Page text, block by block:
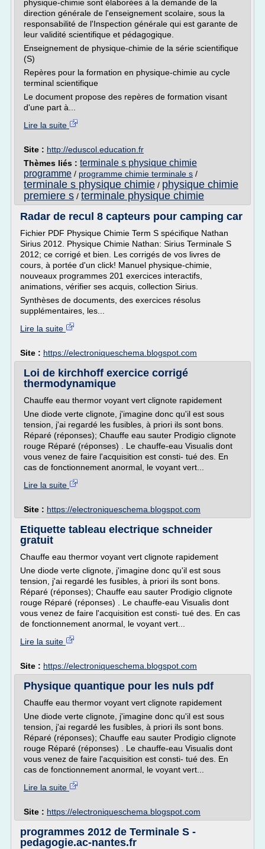
physique-chimie sont élaborées à la demande de la
direction générale de l'enseignement scolaire, sous la
responsabilité de l'Inspection générale qui est garante de
leur validité scientifique et pédagogique.
Enseignement de physique-chimie de la série scientifique
(S)
Repères pour la formation en physique-chimie au cycle
terminal scientifique
Le document propose des repères de formation visant
d'une part à...
Lire la suite
Site : http://eduscol.education.fr
Thèmes liés : terminale s physique chimie
programme / programme chimie terminale s /
terminale s physique chimie / physique chimie
premiere s / terminale physique chimie
Radar de recul 8 capteurs pour camping car
Fichier PDF Physique Chimie Term S spécifique Nathan
Sirius 2012. Physique Chimie Nathan: Sirius Terminale S
2012; ce corrigé et bien. Les corrigés de vos livres de
cours, à portée d'un click! Manuel physique-chimie,
nouveaux programmes 201 exercices interactifs,
animations, vérifier ses acquis, collection Sirius.
Synthèses de documents, des exercices résolus
supplémentaires, les...
Lire la suite
Site : https://electroniqueschema.blogspot.com
Loi de kirchhoff exercice corrigé
thermodynamique
Chauffe eau thermor voyant vert clignote rapidement
Une diode verte clignote, j'imagine donc qu'il est sous
tension, j'ai regardé les fusibles, à priori ils sont bons.
Réparé (réponses); Chauffe eau sauter Prodigio clignote
rouge Réparé (réponses) . Le chauffe-eau Visualis dont
vous venez de faire l'acquisition est consti- tué des. En
cas de fonctionnement anormal, le voyant vert...
Lire la suite
Site : https://electroniqueschema.blogspot.com
Etiquette tableau electrique schneider
gratuit
Chauffe eau thermor voyant vert clignote rapidement
Une diode verte clignote, j'imagine donc qu'il est sous
tension, j'ai regardé les fusibles, à priori ils sont bons.
Réparé (réponses); Chauffe eau sauter Prodigio clignote
rouge Réparé (réponses) . Le chauffe-eau Visualis dont
vous venez de faire l'acquisition est consti- tué des. En cas
de fonctionnement anormal, le voyant vert...
Lire la suite
Site : https://electroniqueschema.blogspot.com
Physique quantique pour les nuls pdf
Chauffe eau thermor voyant vert clignote rapidement
Une diode verte clignote, j'imagine donc qu'il est sous
tension, j'ai regardé les fusibles, à priori ils sont bons.
Réparé (réponses); Chauffe eau sauter Prodigio clignote
rouge Réparé (réponses) . Le chauffe-eau Visualis dont
vous venez de faire l'acquisition est consti- tué des. En
cas de fonctionnement anormal, le voyant vert...
Lire la suite
Site : https://electroniqueschema.blogspot.com
programmes 2012 de Terminale S -
pedagogie.ac-nantes.fr